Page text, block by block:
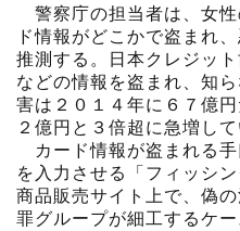
警察庁の担当者は、女性
ド情報がどこかで盗まれ
推測する。日本クレジッ
などの情報を盗まれ、知
害は２０１４年に６７億
２億円と３倍超に急増して
カード情報が盗まれる手
を入力させる「フィッシ
商品販売サイト上で、偽
罪グループが細工するケ